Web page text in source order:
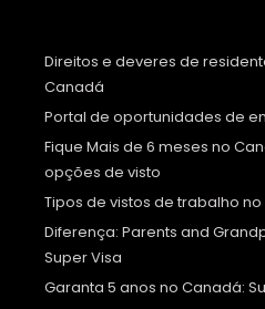
Direitos e deveres de
Canadá
Portal de oportunidades de
Fique Mais de 6 meses no
opções de visto
Tipos de vistos de trabalho
Diferença: Parents and
Super Visa
Garanta 5 anos no Canadá: